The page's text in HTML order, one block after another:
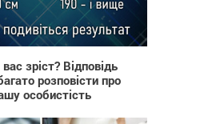
328 669
зріст? Відповідь
розповісти про
особистість